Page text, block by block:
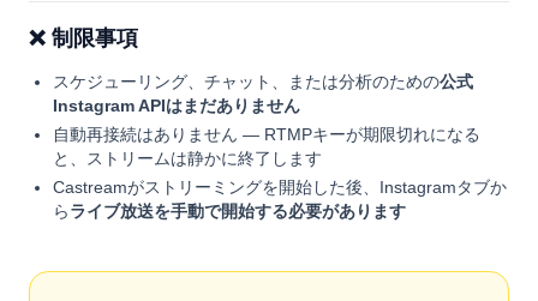
❌ 制限事項
スケジューリング、チャット、または分析のための公式
Instagram APIはまだありません
自動再接続はありません — RTMPキーが期限切れになる
と、ストリームは静かに終了します
Castreamがストリーミングを開始した後、Instagramタブか
らライブ放送を手動で開始する必要があります